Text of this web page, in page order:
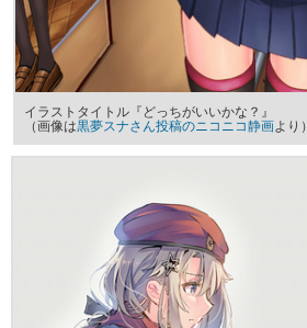
イラストタイトル『どっちがいいかな？』
（画像は黒夢スナさん投稿のニコニコ静画より）